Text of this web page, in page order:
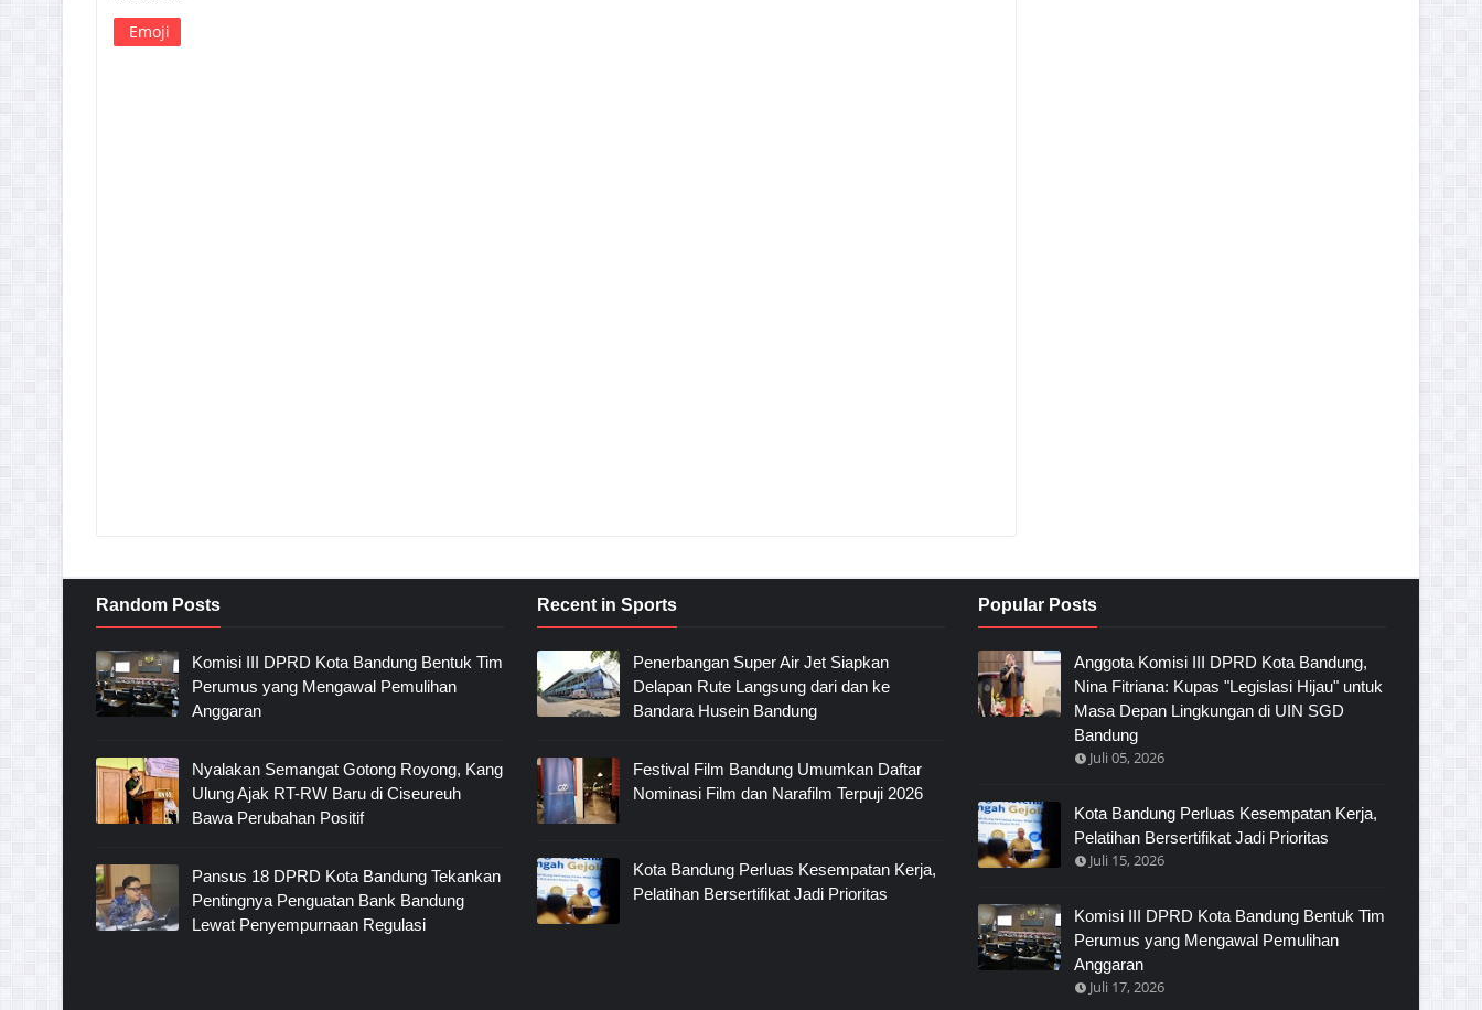
Emoji
Random Posts
Komisi III DPRD Kota Bandung Bentuk Tim
Perumus yang Mengawal Pemulihan
Anggaran
Nyalakan Semangat Gotong Royong, Kang
Ulung Ajak RT-RW Baru di Ciseureuh
Bawa Perubahan Positif
Pansus 18 DPRD Kota Bandung Tekankan
Pentingnya Penguatan Bank Bandung
Lewat Penyempurnaan Regulasi
Recent in Sports
Penerbangan Super Air Jet Siapkan
Delapan Rute Langsung dari dan ke
Bandara Husein Bandung
Festival Film Bandung Umumkan Daftar
Nominasi Film dan Narafilm Terpuji 2026
Kota Bandung Perluas Kesempatan Kerja,
Pelatihan Bersertifikat Jadi Prioritas
Popular Posts
Anggota Komisi III DPRD Kota Bandung,
Nina Fitriana: Kupas "Legislasi Hijau" untuk
Masa Depan Lingkungan di UIN SGD
Bandung
Juli 05, 2026
Kota Bandung Perluas Kesempatan Kerja,
Pelatihan Bersertifikat Jadi Prioritas
Juli 15, 2026
Komisi III DPRD Kota Bandung Bentuk Tim
Perumus yang Mengawal Pemulihan
Anggaran
Juli 17, 2026